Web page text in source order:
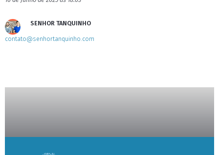
SENHOR TANQUINHO
contato@senhortanquinho.com